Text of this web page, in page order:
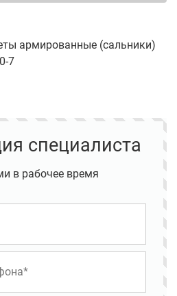
армированные (сальники)
7
специалиста
в рабочее время